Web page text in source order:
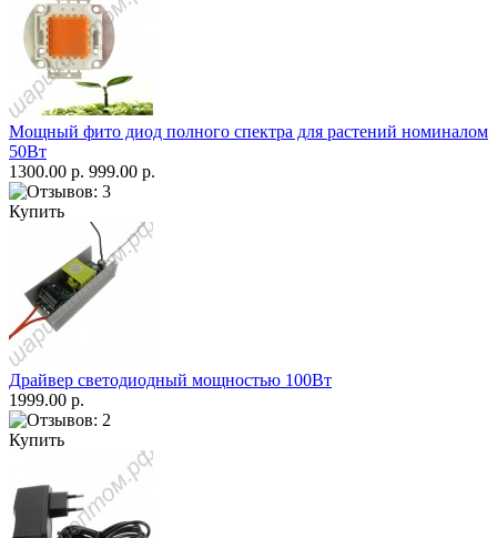
Мощный фито диод полного спектра для растений номиналом
50Вт
1300.00 р. 999.00 р.
Купить
Драйвер светодиодный мощностью 100Вт
1999.00 р.
Купить